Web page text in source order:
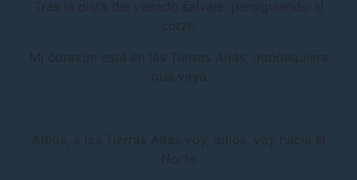
Tras la pista del venado salvaje, persiguiendo al
corzo
Mi corazón está en las Tierras Altas, dondequiera
que vaya
Adiós, a las Tierras Altas voy, adiós, voy hacia el
Norte